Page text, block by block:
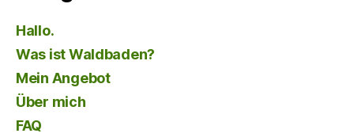
Hallo.
Was ist Waldbaden?
Mein Angebot
Über mich
FAQ